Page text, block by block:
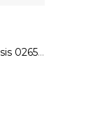
ABS Hydraulikblock Toyota Avensis 0265800313